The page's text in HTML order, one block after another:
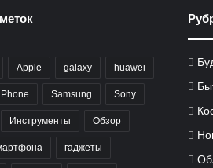
Apple galaxy huawei
Samsung Sony
Инструменты Обзор
гаджеты